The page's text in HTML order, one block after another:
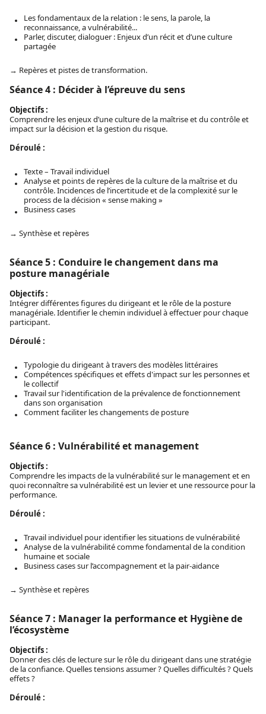
Les fondamentaux de la relation : le sens, la parole, la
reconnaissance, a vulnérabilité...
Parler, discuter, dialoguer : Enjeux d’un récit et d’une culture
partagée
→ Repères et pistes de transformation.
Séance 4 : Décider à l’épreuve du sens
Objectifs :
Comprendre les enjeux d’une culture de la maîtrise et du contrôle et
impact sur la décision et la gestion du risque.
Déroulé :
Texte – Travail individuel
Analyse et points de repères de la culture de la maîtrise et du
contrôle. Incidences de l’incertitude et de la complexité sur le
process de la décision « sense making »
Business cases
→ Synthèse et repères
Séance 5 : Conduire le changement dans ma
posture managériale
Objectifs :
Intégrer différentes figures du dirigeant et le rôle de la posture
managériale. Identifier le chemin individuel à effectuer pour chaque
participant.
Déroulé :
Typologie du dirigeant à travers des modèles littéraires
Compétences spécifiques et effets d'impact sur les personnes et
le collectif
Travail sur l'identification de la prévalence de fonctionnement
dans son organisation
Comment faciliter les changements de posture
Séance 6 : Vulnérabilité et management
Objectifs :
Comprendre les impacts de la vulnérabilité sur le management et en
quoi reconnaître sa vulnérabilité est un levier et une ressource pour la
performance.
Déroulé :
Travail individuel pour identifier les situations de vulnérabilité
Analyse de la vulnérabilité comme fondamental de la condition
humaine et sociale
Business cases sur l’accompagnement et la pair-aidance
→ Synthèse et repères
Séance 7 : Manager la performance et Hygiène de
l’écosystème
Objectifs :
Donner des clés de lecture sur le rôle du dirigeant dans une stratégie
de la confiance. Quelles tensions assumer ? Quelles difficultés ? Quels
effets ?
Déroulé :